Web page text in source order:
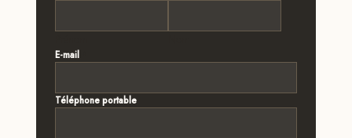
E-mail
Téléphone portable